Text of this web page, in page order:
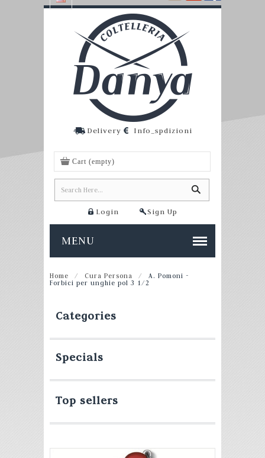
Login Sign Up
Cart (empty)
Delivery Info_spdizioni
MENU
Home / Cura Persona /
A. Pomoni -
Forbici per unghie pol 3 1/2
Categories
Specials
Top sellers